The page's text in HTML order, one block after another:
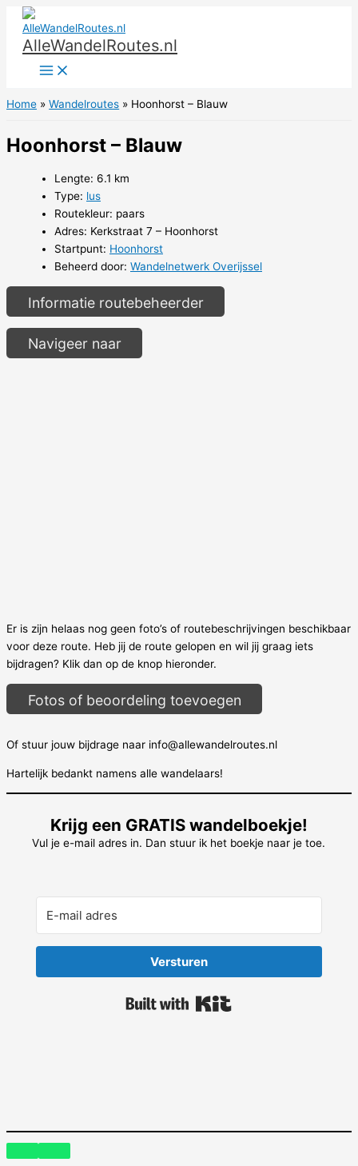
naar
inhoud
AlleWandelRoutes.nl
Home Wandelroutes Hoonhorst – Blauw
Hoonhorst – Blauw
Lengte: 6.1 km
Type: lus
Routekleur: paars
Adres: Kerkstraat 7 – Hoonhorst
Startpunt: Hoonhorst
Beheerd door: Wandelnetwerk Overijssel
Informatie routebeheerder
Navigeer naar
Er is zijn helaas nog geen foto’s of routebeschrijvingen beschikbaar
voor deze route. Heb jij de route gelopen en wil jij graag iets
bijdragen? Klik dan op de knop hieronder.
Fotos of beoordeling toevoegen
Of stuur jouw bijdrage naar info@allewandelroutes.nl
Hartelijk bedankt namens alle wandelaars!
Krijg een GRATIS wandelboekje!
Vul je e-mail adres in. Dan stuur ik het boekje naar je toe.
Versturen